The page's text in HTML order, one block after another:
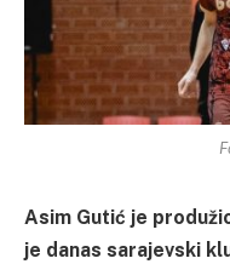
Asim Gutić je
je danas sarajevski